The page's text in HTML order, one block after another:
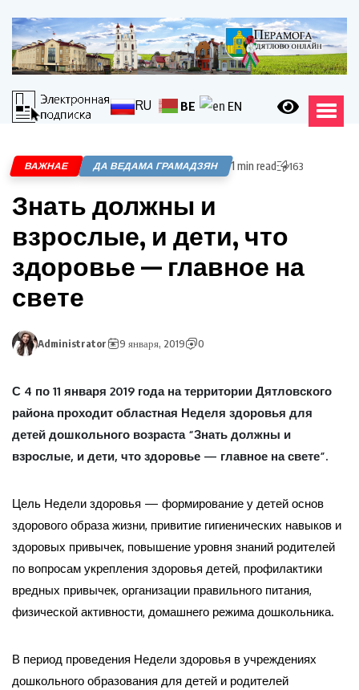
RU BE EN
ВАЖНАЕ ДА ВЕДАМА ГРАМАДЗЯН 1 min read 163
Знать должны и
взрослые, и дети, что
здоровье — главное на
свете
Administrator 9 января, 2019 0
С 4 по 11 января 2019 года на территории Дятловского
района проходит областная Неделя здоровья для
детей дошкольного возраста “Знать должны и
взрослые, и дети, что здоровье — главное на свете”.
Цель Недели здоровья — формирование у детей основ
здорового образа жизни, привитие гигиенических навыков и
здоровых привычек, повышение уровня знаний родителей
по вопросам укрепления здоровья детей, профилактики
вредных привычек, организации правильного питания,
физической активности, домашнего режима дошкольника.
В период проведения Недели здоровья в учреждениях
дошкольного образования для детей и родителей